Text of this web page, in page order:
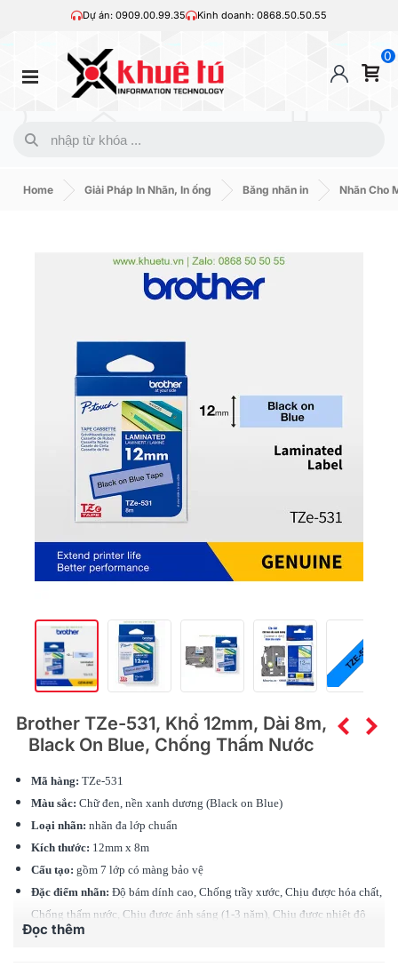
Dự án: 0909.00.99.35 Kinh doanh: 0868.50.50.55
0
Home Giải Pháp In Nhãn, In ống Băng nhãn in Nhãn Cho
Brother TZe-531, Khổ 12mm, Dài 8m,
Black On Blue, Chống Thấm Nước
Mã hàng: TZe-531
Màu sắc: Chữ đen, nền xanh dương (Black on Blue)
Loại nhãn: nhãn đa lớp chuẩn
Kích thước: 12mm x 8m
Cấu tạo: gồm 7 lớp có màng bảo vệ
Đặc điểm nhãn: Độ bám dính cao, Chống trầy xước, Chịu được hóa chất,
Chống thấm nước, Chịu được ánh sáng (1-3 năm), Chịu được nhiệt độ
(-80 độ - 200 độ C)
Đọc thêm